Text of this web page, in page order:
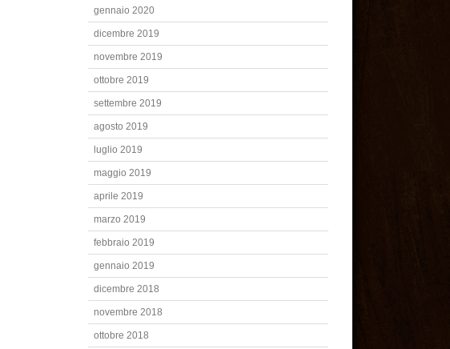
gennaio 2020
dicembre 2019
novembre 2019
ottobre 2019
settembre 2019
agosto 2019
luglio 2019
maggio 2019
aprile 2019
marzo 2019
febbraio 2019
gennaio 2019
dicembre 2018
novembre 2018
ottobre 2018